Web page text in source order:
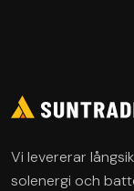
Vi levererar
solenergi och